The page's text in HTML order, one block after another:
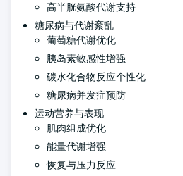
高半胱氨酸代谢支持
糖尿病与代谢紊乱
葡萄糖代谢优化
胰岛素敏感性增强
碳水化合物反应个性化
糖尿病并发症预防
运动营养与表现
肌肉组成优化
能量代谢增强
恢复与压力反应